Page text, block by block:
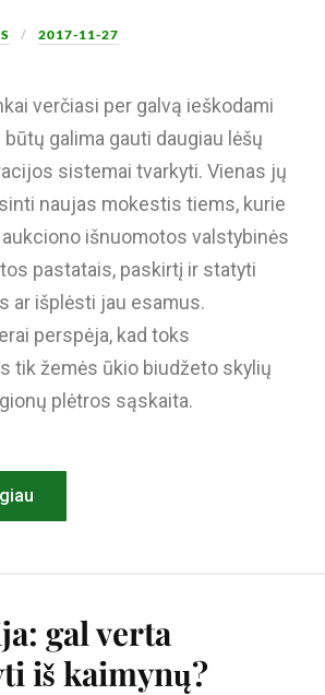
2017-11-27
verčiasi per galvą ieškodami
galima gauti daugiau lėšų
sistemai tvarkyti. Vienas jų
naujas mokestis tiems, kurie
išnuomotos valstybinės
pastatais, paskirtį ir statyti
ar išplėsti jau esamus.
perspėja, kad toks
tik žemės ūkio biudžeto skylių
plėtros sąskaita.
gal verta
iš kaimynų?